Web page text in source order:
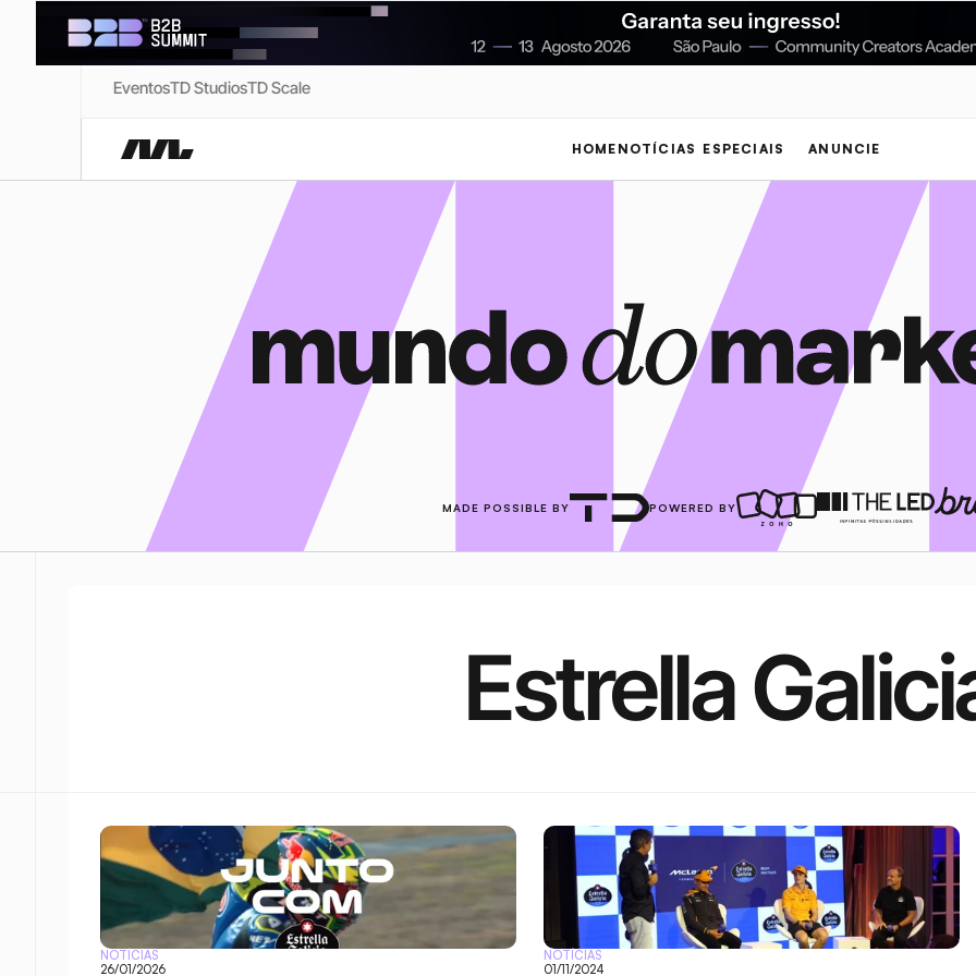
EventosTD StudiosTD Scale
HOME NOTÍCIAS ESPECIAIS ANUNCIE
MADE POSSIBLE BY POWERED BY
Estrella
NOTÍCIAS
26/01/2026
NOTÍCIAS
01/11/2024